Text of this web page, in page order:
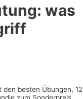
was
besten Übungen, 12